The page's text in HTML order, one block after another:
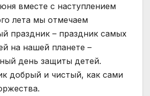
вместе с наступлением
лета мы отмечаем
праздник – праздник самых
на нашей планете –
день защиты детей.
добрый и чистый, как сами